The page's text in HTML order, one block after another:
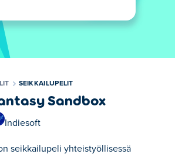
SEIKKAILUPELIT
Sandbox
Indiesoft
seikkailupeli yhteistyöllisessä